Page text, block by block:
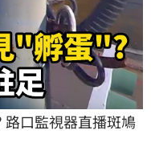
路口監視器直播斑鳩